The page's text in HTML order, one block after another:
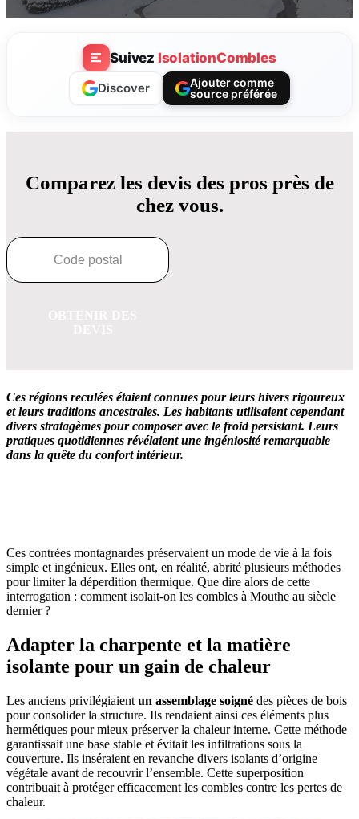
Suivez IsolationCombles
Discover
Ajouter comme
source préférée
Comparez les devis des pros près de
chez vous.
Ces régions reculées étaient connues pour leurs hivers rigoureux
et leurs traditions ancestrales. Les habitants utilisaient cependant
divers stratagèmes pour composer avec le froid persistant. Leurs
pratiques quotidiennes révélaient une ingéniosité remarquable
dans la quête du confort intérieur.
Ces contrées montagnardes préservaient un mode de vie à la fois
simple et ingénieux. Elles ont, en réalité, abrité plusieurs méthodes
pour limiter la déperdition thermique. Que dire alors de cette
interrogation : comment isolait-on les combles à Mouthe au siècle
dernier ?
Adapter la charpente et la matière
isolante pour un gain de chaleur
Les anciens privilégiaient un assemblage soigné des pièces de bois
pour consolider la structure. Ils rendaient ainsi ces éléments plus
hermétiques pour mieux préserver la chaleur interne. Cette méthode
garantissait une base stable et évitait les infiltrations sous la
couverture. Ils inséraient en revanche divers isolants d’origine
végétale avant de recouvrir l’ensemble. Cette superposition
contribuait à protéger efficacement les combles contre les pertes de
chaleur.